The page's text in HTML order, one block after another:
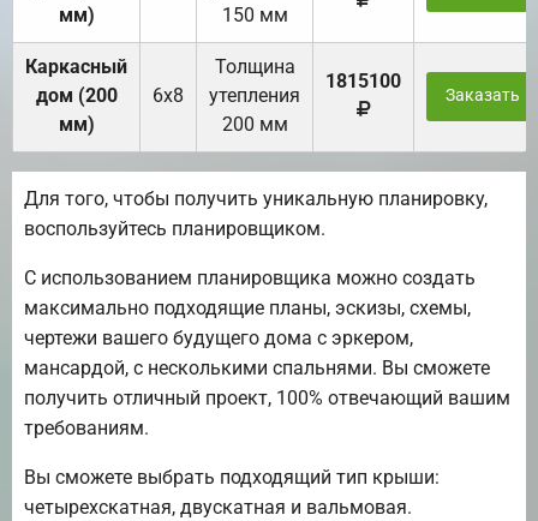
мм)
150 мм
Каркасный
дом (200
мм)
6х8
Толщина
утепления
200 мм
1815100
Заказать
Для того, чтобы получить уникальную планировку,
воспользуйтесь планировщиком.
С использованием планировщика можно создать
максимально подходящие планы, эскизы, схемы,
чертежи вашего будущего дома с эркером,
мансардой, с несколькими спальнями. Вы сможете
получить отличный проект, 100% отвечающий вашим
требованиям.
Вы сможете выбрать подходящий тип крыши:
четырехскатная, двускатная и вальмовая.